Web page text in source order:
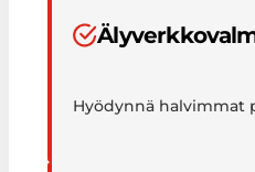
Hyödynnä halvimmat